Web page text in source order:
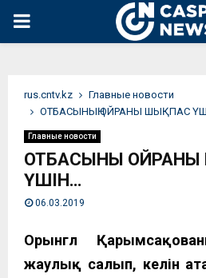
PRIMARY
rus.cntv.kz
Главные новости
ОТБАСЫНЫҢ ОЙРАНЫ ШЫҚПАС
Главные новости
ОТБАСЫНЫҢ
ҮШІН…
06.03.2019
Орынгүл
жаулық салып, келін